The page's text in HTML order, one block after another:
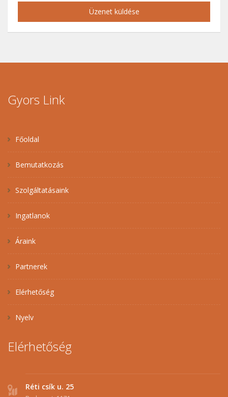
Üzenet küldése
Gyors Link
Főoldal
Bemutatkozás
Szolgáltatásaink
Ingatlanok
Áraink
Partnerek
Elérhetőség
Nyelv
Elérhetőség
Réti csík u. 25